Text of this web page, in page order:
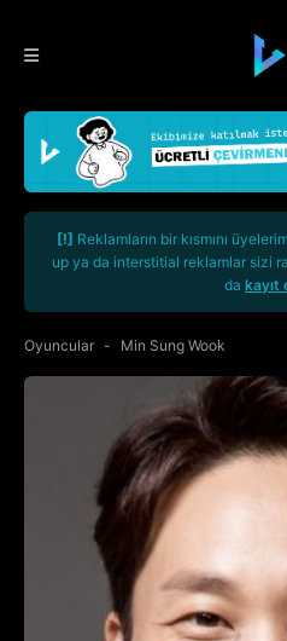
[!] Reklamların bir kısmını
up ya da interstitial reklamlar sizi
da kayıt
Oyuncular Min Sung Wook